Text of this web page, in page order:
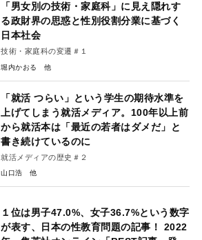
「男女別の技術・家庭科」に見え隠れす
る政財界の思惑と性別役割分業に基づく
日本社会
技術・家庭科の変遷＃１
堀内かおる
「就活 つらい」という学生の期待水準を
上げてしまう就活メディア。100年以上前
から就活本は「最近の若者はダメだ」と
書き続けているのに
就活メディアの歴史＃２
山口浩
１位は男子47.0%、女子36.7%という数字
が表す、日本の性教育問題の記事！ 2022